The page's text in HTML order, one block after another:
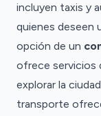
incluyen taxis y
quienes deseen
opción de un
ofrece servicios
explorar la
transporte